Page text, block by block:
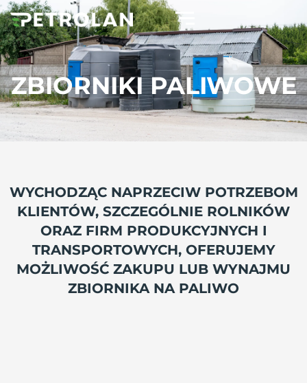
ZBIORNIKI PALIWOWE​
WYCHODZĄC NAPRZECIW POTRZEBOM
KLIENTÓW, SZCZEGÓLNIE ROLNIKÓW
ORAZ FIRM PRODUKCYJNYCH I
TRANSPORTOWYCH, OFERUJEMY
MOŻLIWOŚĆ ZAKUPU LUB WYNAJMU
ZBIORNIKA NA PALIWO